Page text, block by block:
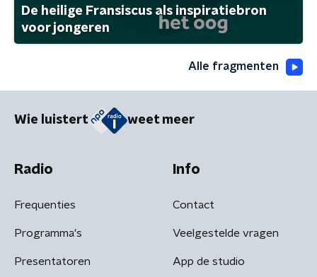
De heilige Fransiscus als inspiratiebron
voor jongeren
Alle fragmenten
Wie luistert weet meer
Radio
Frequenties
Programma's
Presentatoren
Info
Contact
Veelgestelde vragen
App de studio